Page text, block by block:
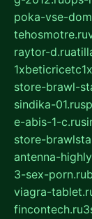
poka-vse-
tehosmotre.ru
raytor-d.ru
store-brawl-
sindika-01.ru
e-abis-1-c.ru
store-
antenna-
3-sex-porn.ru
viagra-
fincontech.ru